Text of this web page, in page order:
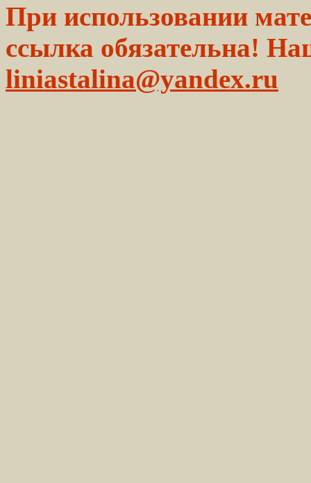
При использовании
ссылка обязательна!
liniastalina@yandex.ru